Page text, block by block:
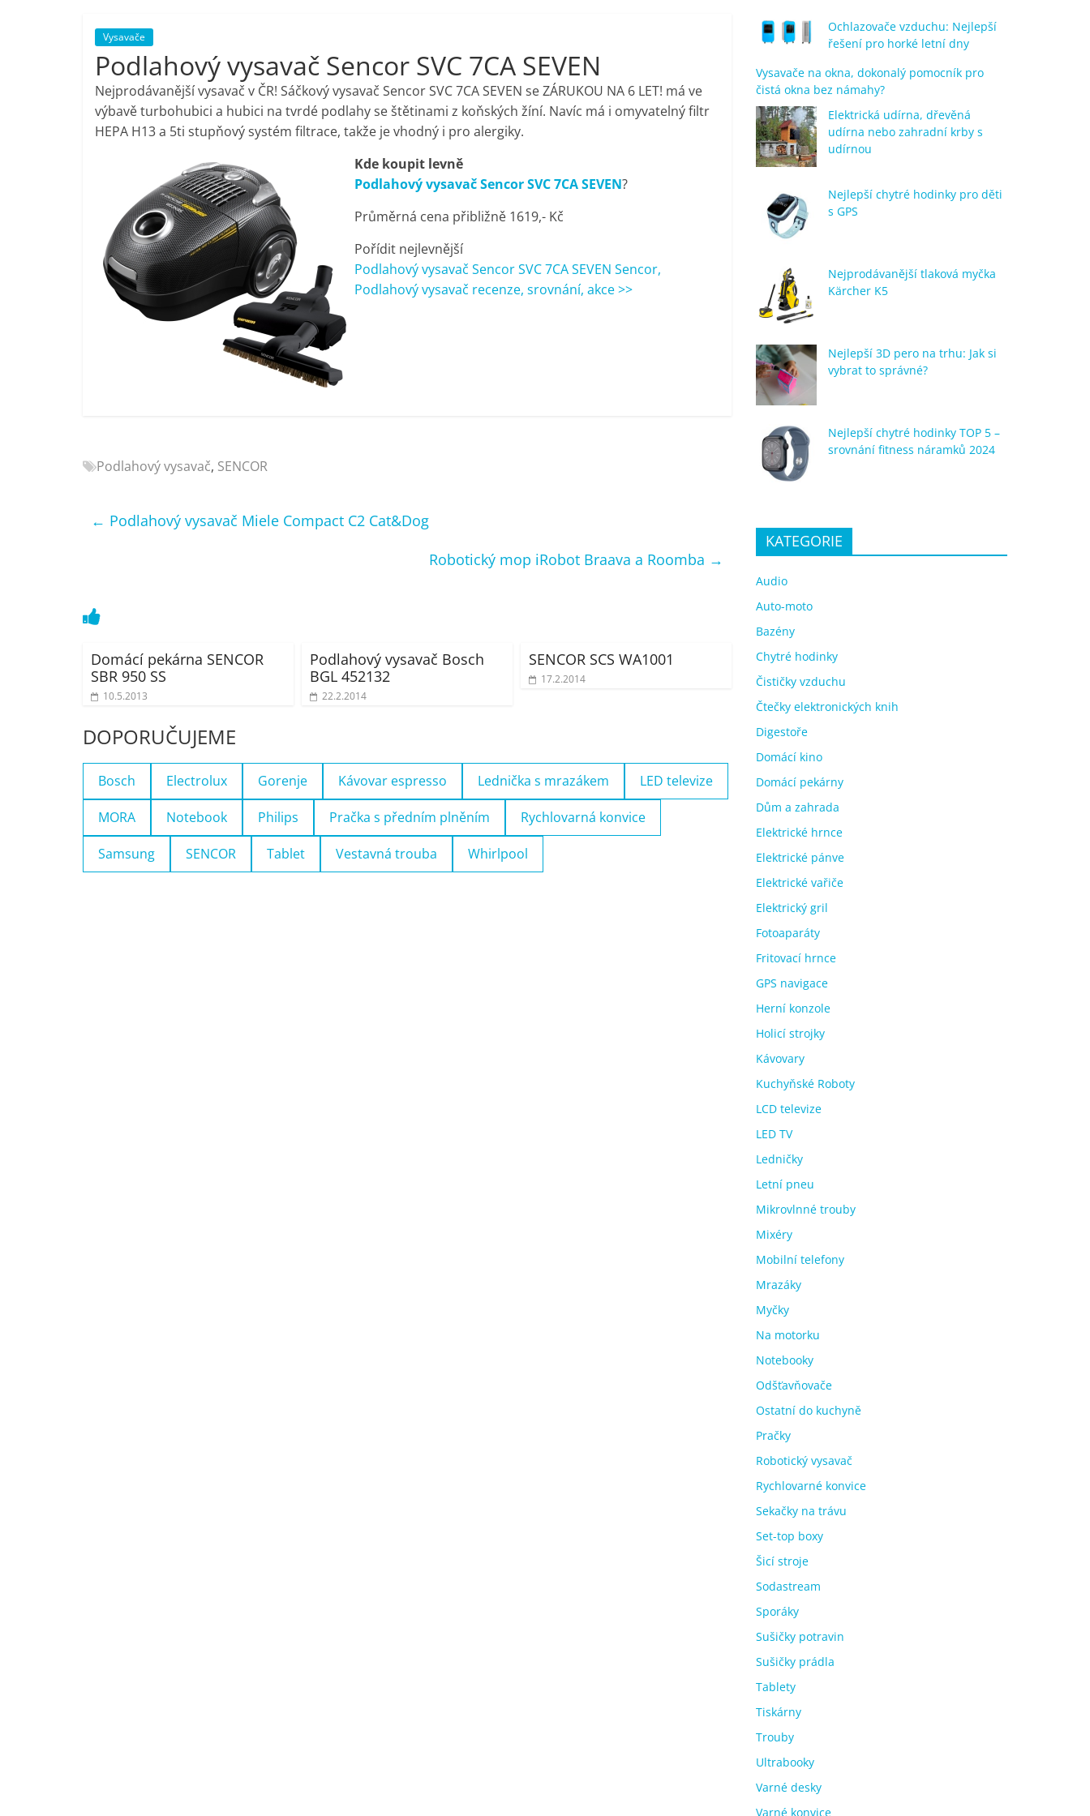
porovnání,
pračky,
televize,
notebooky,
mobilní
telefony,
kávovary,
OK,
recenze,
televize,
bazény
Vysavače
Podlahový vysavač Sencor SVC 7CA SEVEN
Nejprodávanější vysavač v ČR! Sáčkový vysavač Sencor SVC 7CA SEVEN se ZÁRUKOU NA 6 LET! má ve
výbavě turbohubici a hubici na tvrdé podlahy se štětinami z koňských žíní. Navíc má i omyvatelný filtr
HEPA H13 a 5ti stupňový systém filtrace, takže je vhodný i pro alergiky.
Kde koupit levně
Podlahový vysavač Sencor SVC 7CA SEVEN?
Průměrná cena přibližně 1619,- Kč
Pořídit nejlevnější
Podlahový vysavač Sencor SVC 7CA SEVEN Sencor,
Podlahový vysavač recenze, srovnání, akce >>
Podlahový vysavač, SENCOR
← Podlahový vysavač Miele Compact C2 Cat&Dog
Robotický mop iRobot Braava a Roomba →
Domácí pekárna SENCOR
SBR 950 SS
10.5.2013
Podlahový vysavač Bosch
BGL 452132
22.2.2014
SENCOR SCS WA1001
17.2.2014
DOPORUČUJEME
Bosch Electrolux Gorenje Kávovar espresso Lednička s mrazákem LED televize
MORA Notebook Philips Pračka s předním plněním Rychlovarná konvice
Samsung SENCOR Tablet Vestavná trouba Whirlpool
Ochlazovače vzduchu: Nejlepší
řešení pro horké letní dny
Vysavače na okna, dokonalý pomocník pro
čistá okna bez námahy?
Elektrická udírna, dřevěná
udírna nebo zahradní krby s
udírnou
Nejlepší chytré hodinky pro děti
s GPS
Nejprodávanější tlaková myčka
Kärcher K5
Nejlepší 3D pero na trhu: Jak si
vybrat to správné?
Nejlepší chytré hodinky TOP 5 –
srovnání fitness náramků 2024
KATEGORIE
Audio
Auto-moto
Bazény
Chytré hodinky
Čističky vzduchu
Čtečky elektronických knih
Digestoře
Domácí kino
Domácí pekárny
Dům a zahrada
Elektrické hrnce
Elektrické pánve
Elektrické vařiče
Elektrický gril
Fotoaparáty
Fritovací hrnce
GPS navigace
Herní konzole
Holicí strojky
Kávovary
Kuchyňské Roboty
LCD televize
LED TV
Ledničky
Letní pneu
Mikrovlnné trouby
Mixéry
Mobilní telefony
Mrazáky
Myčky
Na motorku
Notebooky
Odšťavňovače
Ostatní do kuchyně
Pračky
Robotický vysavač
Rychlovarné konvice
Sekačky na trávu
Set-top boxy
Šicí stroje
Sodastream
Sporáky
Sušičky potravin
Sušičky prádla
Tablety
Tiskárny
Trouby
Ultrabooky
Varné desky
Varné konvice